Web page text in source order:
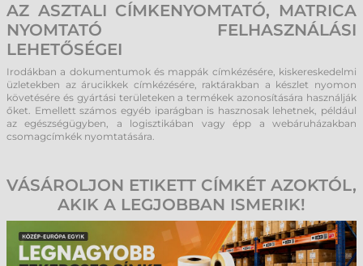
AZ ASZTALI CÍMKENYOMTATÓ, MATRICA
NYOMTATÓ FELHASZNÁLÁSI
LEHETŐSÉGEI
Irodákban a dokumentumok és mappák címkézésére, kiskereskedelmi
üzletekben az árucikkek címkézésére, raktárakban a készlet nyomon
követésére és gyártási területeken a termékek azonosítására használják
őket. Emellett számos egyéb iparágban is hasznosak lehetnek, például
az egészségügyben, a logisztikában vagy épp a webáruházakban
csomagcímkék nyomtatására.
VÁSÁROLJON ETIKETT CÍMKÉT AZOKTÓL,
AKIK A LEGJOBBAN ISMERIK!